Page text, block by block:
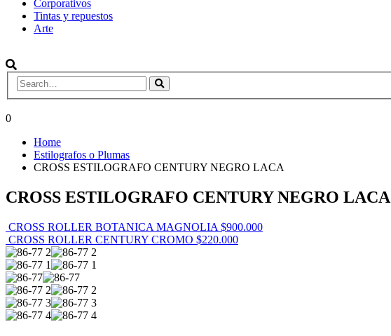
Corporativos
Tintas y repuestos
Arte
0
Home
Estilografos o Plumas
CROSS ESTILOGRAFO CENTURY NEGRO LACA
CROSS ESTILOGRAFO CENTURY NEGRO LACA
CROSS ROLLER BOTANICA MAGNOLIA $900.000
CROSS ROLLER CENTURY CROMO $220.000